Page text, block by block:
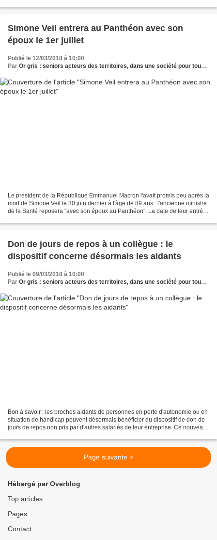
Simone Veil entrera au Panthéon avec son
époux le 1er juillet
Publié le 12/03/2018 à 10:00
Par Or gris : seniors acteurs des territoires, dans une société pour tous les âges
Le président de la République Emmanuel Macron l'avait promis peu après la
mort de Simone Veil le 30 juin dernier à l'âge de 89 ans : l'ancienne ministre
de la Santé reposera "avec son époux au Panthéon". La date de leur entrée
Don de jours de repos à un collègue : le
dispositif concerne désormais les aidants
Publié le 09/03/2018 à 10:00
Par Or gris : seniors acteurs des territoires, dans une société pour tous les âges
Bon à savoir : les proches aidants de personnes en perte d'autonomie ou en
situation de handicap peuvent désormais bénéficier du dispositif de don de
jours de repos non pris par d'autres salariés de leur entreprise. Ce nouveau
Page suivante >
Hébergé par Overblog
Top articles
Pages
Contact